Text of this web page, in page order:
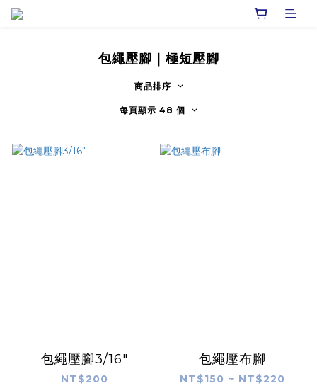
包繩壓腳｜極短壓腳
商品排序
每頁顯示 48 個
包繩壓腳3/16"
NT$200
包繩壓布腳
NT$150 ~ NT$220